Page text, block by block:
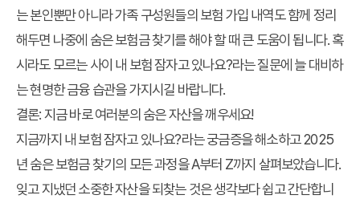
는 본인뿐만 아니라 가족 구성원들의 보험 가입 내역도 함께 정리
해두면 나중에 숨은 보험금 찾기 를 해야 할 때 큰 도움이 됩니다. 혹
시라도 모르는 사이 내 보험 잠자고 있나요?라는 질문에 늘 대비하
는 현명한 금융 습관을 가지시길 바랍니다.
결론: 지금 바로 여러분의 숨은 자산을 깨우세요!
지금까지 내 보험 잠자고 있나요?라는 궁금증을 해소하고2025
년 숨은 보험금 찾기 의 모든 과정을 A부터 Z까지 살펴보았습니다.
잊고 지냈던 소중한 자산을 되찾는 것은 생각보다 쉽고 간단합니